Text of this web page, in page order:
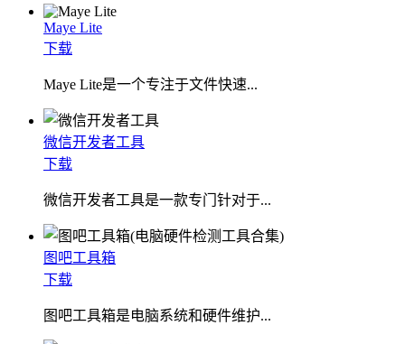
Maye Lite
下载
​Maye Lite是一个专注于文件快速...
微信开发者工具
下载
微信开发者工具是一款专门针对于...
图吧工具箱
下载
图吧工具箱是电脑系统和硬件维护...